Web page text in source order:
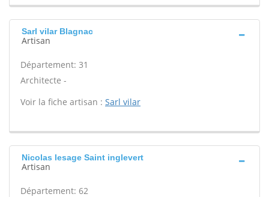
Sarl vilar Blagnac
Artisan
Département: 31
Architecte -
Voir la fiche artisan : Sarl vilar
Nicolas lesage Saint inglevert
Artisan
Département: 62